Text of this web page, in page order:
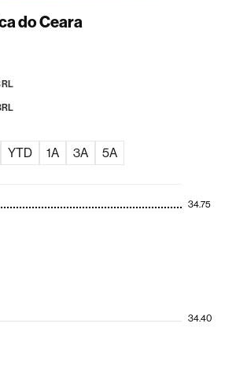
do Ceara
YTD 1A 3A 5A
34.40
34.75